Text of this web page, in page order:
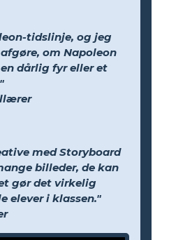
tidslinje, og jeg
om Napoleon
dårlig fyr eller et
med Storyboard
billeder, de kan
gør det virkelig
i klassen."